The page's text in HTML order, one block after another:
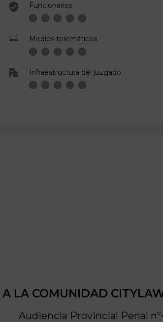
Funcionarios
Medios telemáticos
Infraestructura del juzgado
LA COMUNIDAD
Audiencia Provincial Penal